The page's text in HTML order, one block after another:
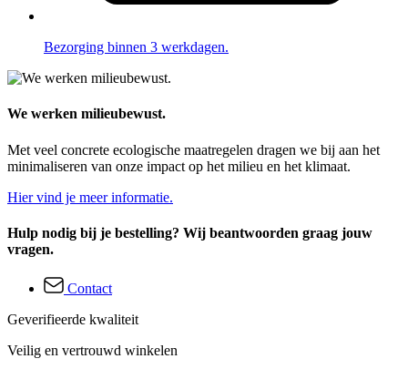
Bezorging binnen 3 werkdagen.
We werken milieubewust.
Met veel concrete ecologische maatregelen dragen we bij aan het
minimaliseren van onze impact op het milieu en het klimaat.
Hier vind je meer informatie.
Hulp nodig bij je bestelling? Wij beantwoorden graag jouw
vragen.
Contact
Geverifieerde kwaliteit
Veilig en vertrouwd winkelen